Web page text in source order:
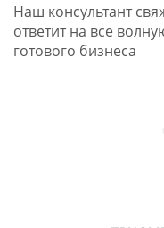
Наш консультант
ответит на все
готового бизнеса